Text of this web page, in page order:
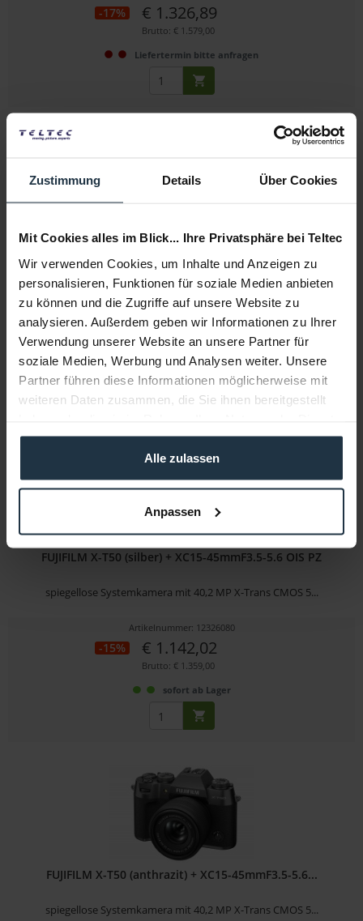
Zustimmung Details Über Cookies
Mit Cookies alles im Blick... Ihre Privatsphäre bei Teltec
Wir verwenden Cookies, um Inhalte und Anzeigen zu
personalisieren, Funktionen für soziale Medien anbieten
zu können und die Zugriffe auf unsere Website zu
analysieren. Außerdem geben wir Informationen zu Ihrer
Verwendung unserer Website an unsere Partner für
soziale Medien, Werbung und Analysen weiter. Unsere
Partner führen diese Informationen möglicherweise mit
weiteren Daten zusammen, die Sie ihnen bereitgestellt
gesammelt haben.
Alle zulassen
Anpassen
-17% € 1.326,89
Brutto: € 1.579,00
Liefertermin bitte anfragen
FUJIFILM X-T50 (schwarz) + XC15-45mmF3.5-5.6...
spiegellose Systemkamera mit 40,2 MP X-Trans CMOS 5...
Artikelnummer: 12326079
-15% € 1.142,02
Brutto: € 1.359,00
FUJIFILM X-T50 (silber) + XC15-45mmF3.5-5.6 OIS PZ
spiegellose Systemkamera mit 40,2 MP X-Trans CMOS 5...
Artikelnummer: 12326080
-15% € 1.142,02
Brutto: € 1.359,00
sofort ab Lager
FUJIFILM X-T50 (anthrazit) + XC15-45mmF3.5-5.6...
spiegellose Systemkamera mit 40,2 MP X-Trans CMOS 5...